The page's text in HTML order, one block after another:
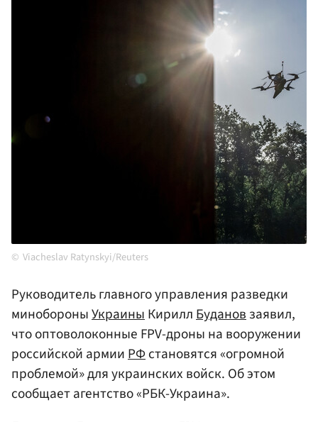
Viacheslav Ratynskyi/Reuters
Руководитель главного управления разведки
минобороныУкраиныКириллБудановзаявил,
что оптоволоконные FPV-дроны на вооружении
российской армииРФстановятся «огромной
проблемой» для украинских войск. Об этом
сообщает агентство «РБК-Украина».